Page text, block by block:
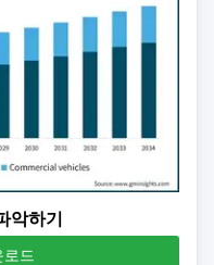
악하기
로드